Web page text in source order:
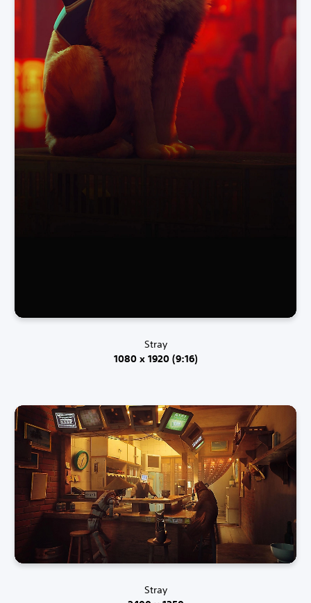
Stray
1080 x 1920 (9:16)
Stray